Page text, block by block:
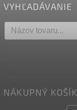
VYHĽADÁVANIE
NÁKUPNÝ KOŠÍK